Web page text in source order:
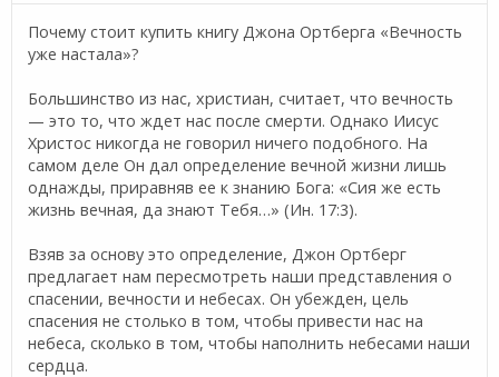
Почему стоит купить книгу Джона Ортберга «Вечность
уже настала»?
Большинство из нас, христиан, считает, что вечность
— это то, что ждет нас после смерти. Однако Иисус
Христос никогда не говорил ничего подобного. На
самом деле Он дал определение вечной жизни лишь
однажды, приравняв ее к знанию Бога: «Сия же есть
жизнь вечная, да знают Тебя…» (Ин. 17:3).
Взяв за основу это определение, Джон Ортберг
предлагает нам пересмотреть наши представления о
спасении, вечности и небесах. Он убежден, цель
спасения не столько в том, чтобы привести нас на
небеса, сколько в том, чтобы наполнить небесами наши
сердца.